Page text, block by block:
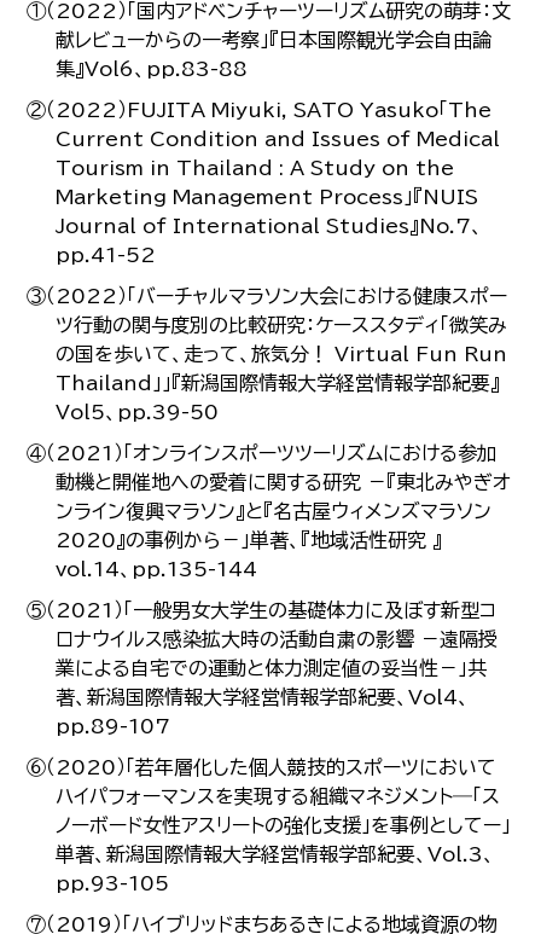
①（2022）「国内アドベンチャーツーリズム研究の萌芽：文
献レビューからの一考察」『日本国際観光学会自由論
集』Vol6、pp.83-88
②（2022）FUJITA Miyuki, SATO Yasuko「The
Current Condition and Issues of Medical
Tourism in Thailand : A Study on the
Marketing Management Process」『NUIS
Journal of International Studies』No.7、
pp.41-52
③（2022）「バーチャルマラソン大会における健康スポー
ツ行動の関与度別の比較研究：ケーススタディ「微笑み
の国を歩いて、走って、旅気分！ Virtual Fun Run
Thailand」」『新潟国際情報大学経営情報学部紀要』
Vol5、pp.39-50
④（2021）「オンラインスポーツツーリズムにおける参加
動機と開催地への愛着に関する研究 －『東北みやぎオ
ンライン復興マラソン』と『名古屋ウィメンズマラソン
2020』の事例から－」単著、『地域活性研究 』
vol.14、pp.135-144
⑤（2021）「一般男女大学生の基礎体力に及ぼす新型コ
ロナウイルス感染拡大時の活動自粛の影響 －遠隔授
業による自宅での運動と体力測定値の妥当性－」共
著、新潟国際情報大学経営情報学部紀要、Vol4、
pp.89-107
⑥（2020）「若年層化した個人競技的スポーツにおいて
ハイパフォーマンスを実現する組織マネジメント―「ス
ノーボード女性アスリートの強化支援」を事例としてー」
単著、新潟国際情報大学経営情報学部紀要、Vol.3、
pp.93-105
⑦（2019）「ハイブリッドまちあるきによる地域資源の物